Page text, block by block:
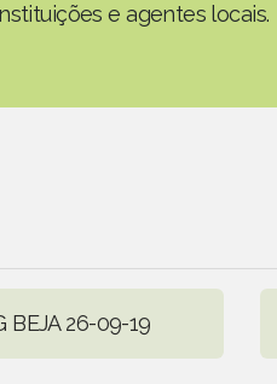
e agentes locais.
BEJA 26-09-19